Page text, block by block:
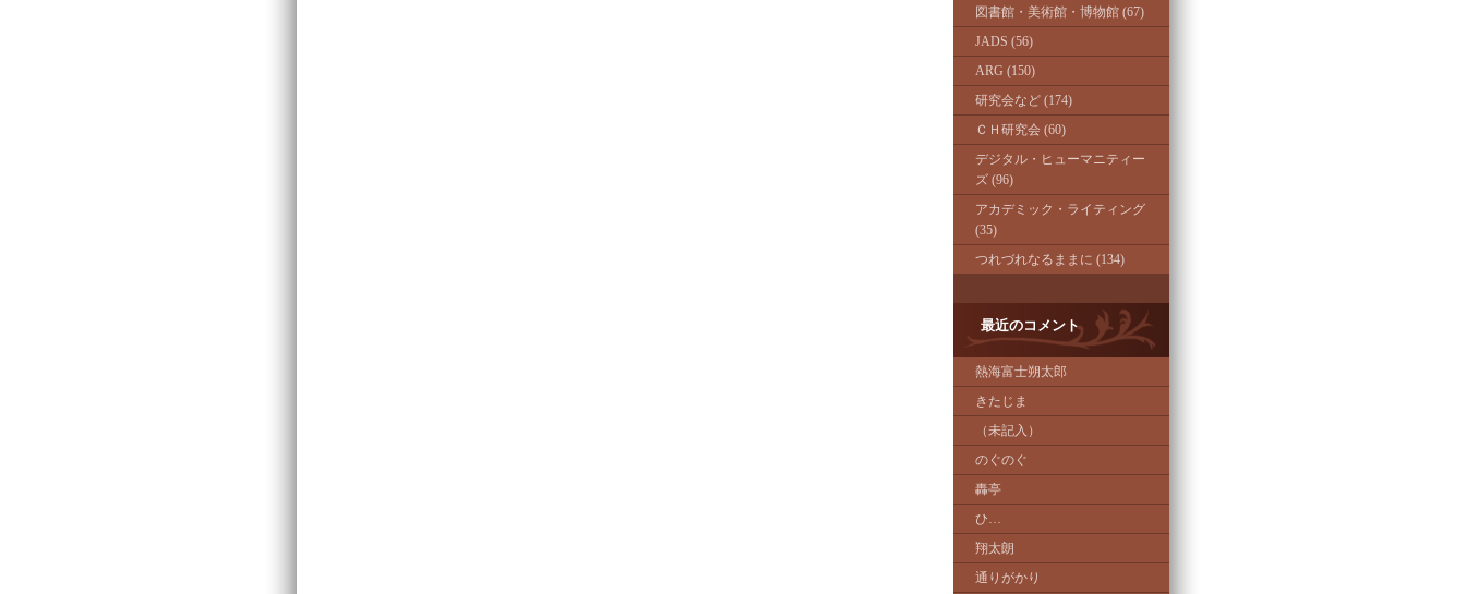
図書館・美術館・博物館 (67)
JADS (56)
ARG (150)
研究会など (174)
ＣＨ研究会 (60)
デジタル・ヒューマニティー
ズ (96)
アカデミック・ライティング
(35)
つれづれなるままに (134)
最近のコメント
熱海富士朔太郎
きたじま
（未記入）
のぐのぐ
轟亭
ひ…
翔太朗
通りがかり